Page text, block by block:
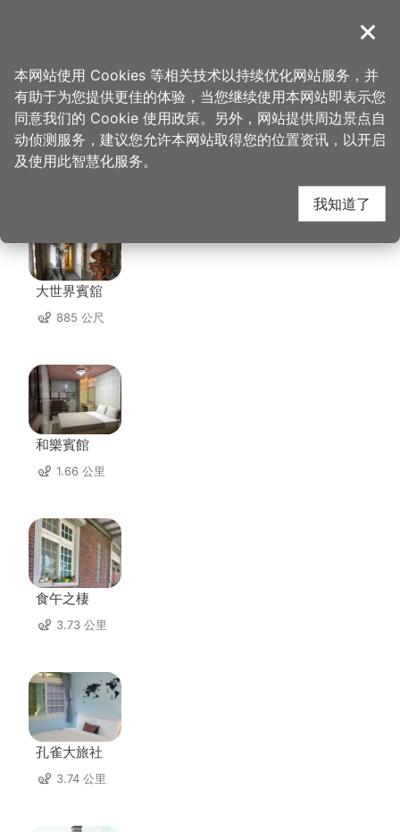
導覽
首页 > 想去的地方 > 住宿 > 千塘行旅
千塘行旅 周边住宿
大世界賓舘
885 公尺
和樂賓館
1.66 公里
食午之棲
3.73 公里
孔雀大旅社
3.74 公里
关闭
本网站使用 Cookies 等相关技术以持续优化网站服务，并
有助于为您提供更佳的体验，当您继续使用本网站即表示您
同意我们的 Cookie 使用政策。另外，网站提供周边景点自
动侦测服务，建议您允许本网站取得您的位置资讯，以开启
及使用此智慧化服务。
我知道了